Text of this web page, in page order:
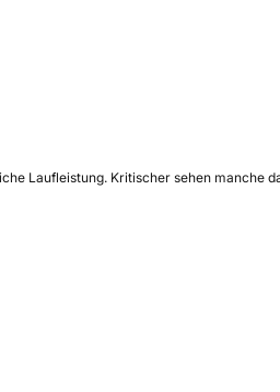
Laufleistung. Kritischer sehen manche